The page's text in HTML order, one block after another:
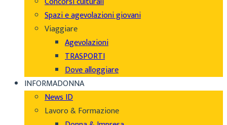
Spazi e agevolazioni giovani
Viaggiare
Agevolazioni
TRASPORTI
Dove alloggiare
INFORMADONNA
News ID
Lavoro & Formazione